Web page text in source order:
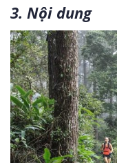
3. Nội dung